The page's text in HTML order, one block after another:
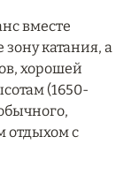
ОТ Á
МАЛЬДИВЫ
вместе
катания, а
хорошей
(1650-
отдыхом с